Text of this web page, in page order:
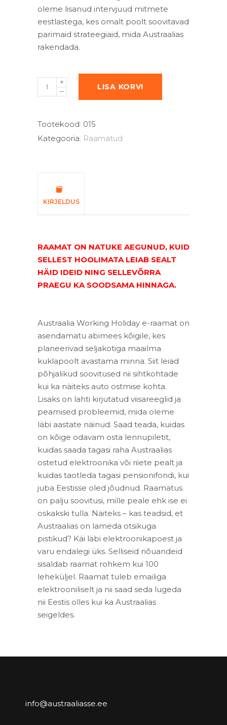
oleme lisanud intervjuud mitmete
eestlastega, kes omalt poolt soovitavad
parimaid strateegiaid, mida Austraalias
rakendada.
LISA KORVI
Tootekood: 015
Kategooria: Raamatud
KIRJELDUS
RAAMAT ON NATUKE AEGUNUD, KUID
SELLEST HOOLIMATA LEIAB SEALT
HÄID IDEID NING SELLEVÕRRA
PRAEGU KA SOODSAMA HINNAGA.
Austraalia Working Holiday e-raamat on
asendamatu abimees kõigile, kes
planeerivad seljakotiga maailma
kuklapoolt avastama minna. Siit leiad
põhjalikud soovitused nii sihtkohtade
kui ka näiteks auto ostmise kohta.
Lisaks on lahti kirjutatud viisareeglid ja
peamised probleemid, mida oleme
läbi aastate näinud. Saad teada, kuidas
on kõige odavam osta lennupiletit,
kuidas saada tagasi raha Austraalias
ostetud elektroonika või riiete pealt ja
kuidas taotleda tagasi pensionifondi, kui
juba Eestisse oled jõudnud. Raamatus
on palju soovitusi, mille peale ehk ise ei
oskakski tulla. Näiteks – kas teadsid, et
Austraalias on lameda otsikuga
pistikud? Käi läbi elektroonikapoest ja
varu endalegi üks. Selliseid nõuandeid
sisaldab raamat rohkem kui 100
leheküljel. Raamat tuleb emailiga
elektrooniliselt ja nii saad seda lugeda
nii Eestis olles kui ka Austraalias
seigeldes.
info@austraaliasse.ee